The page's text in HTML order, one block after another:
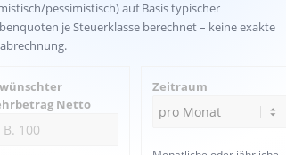
pessimistisch) auf Basis typischer
je Steuerklasse berechnet – keine exakte
Netto
Zeitraum